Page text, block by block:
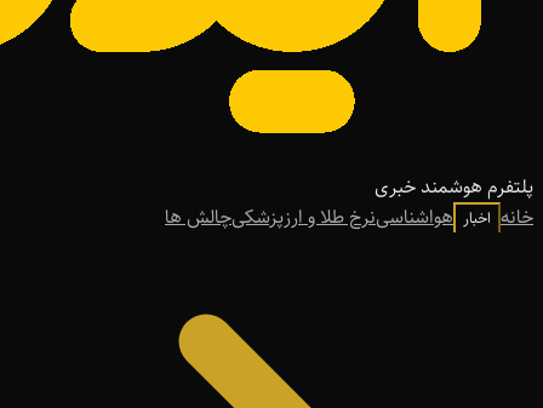
پلتفرم هوشمند خبری
خانه اخبار هواشناسینرخ طلا و ارزپزشکیچالش ها